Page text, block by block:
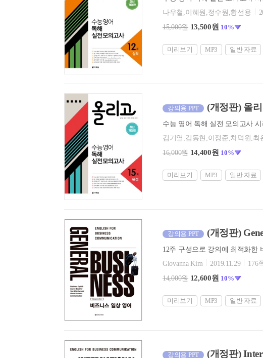
나우철,이혜원,정수원,황선용
15,000원 13,500원 10%
미리보기 MP3 일반 자료
강의용 PPT (개정판) 올
김기열,김동현,이정준,차덕원,최
16,000원 14,400원 10%
미리보기 MP3 일반 자료
강의용 PPT (개정판)
Giovanna Kim
2019.11.29
176
14,000원 12,600원 10%
미리보기 MP3 일반 자료
강의용 PPT (개정판)